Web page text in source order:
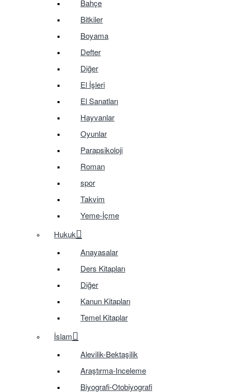
Bahçe
Bitkiler
Boyama
Defter
Diğer
El İşleri
El Sanatları
Hayvanlar
Oyunlar
Parapsikoloji
Roman
spor
Takvim
Yeme-İçme
Hukuk
Anayasalar
Ders Kitapları
Diğer
Kanun Kitapları
Temel Kitaplar
İslam
Alevilik-Bektaşilik
Araştırma-Inceleme
Biyografi-Otobiyografi